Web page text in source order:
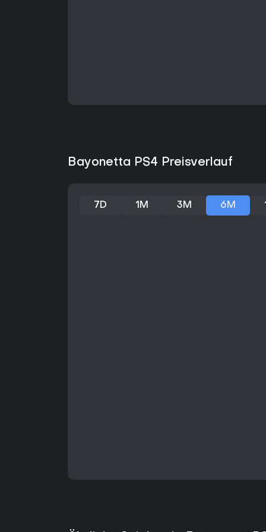
Bayonetta PS4 Preisverlauf
7D 1M 3M 6M